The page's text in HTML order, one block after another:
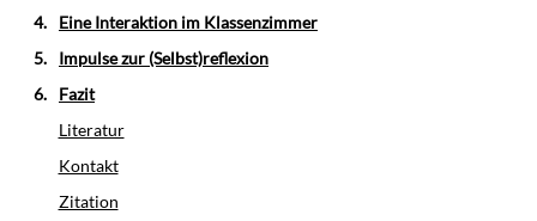
Eine Interaktion im Klassenzimmer
Impulse zur (Selbst)reflexion
Fazit
Literatur
Kontakt
Zitation